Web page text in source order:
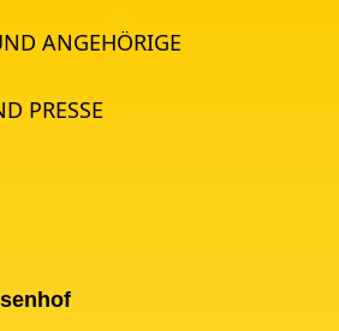
ANGEHÖRIGE
PRESSE